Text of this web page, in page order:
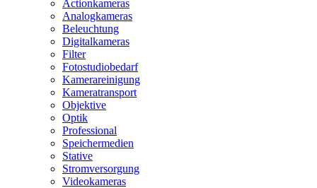
Actionkameras
Analogkameras
Beleuchtung
Digitalkameras
Filter
Fotostudiobedarf
Kamerareinigung
Kameratransport
Objektive
Optik
Professional
Speichermedien
Stative
Stromversorgung
Videokameras